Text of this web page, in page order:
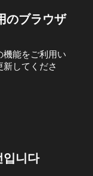
のブラウザ
機能をご利用い
してくださ
입니다